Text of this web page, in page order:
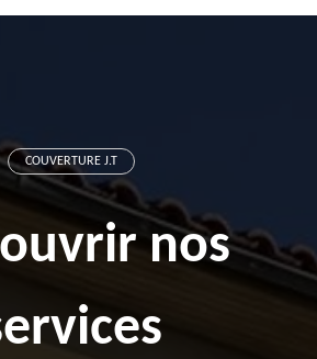
COUVERTURE J.T
nos